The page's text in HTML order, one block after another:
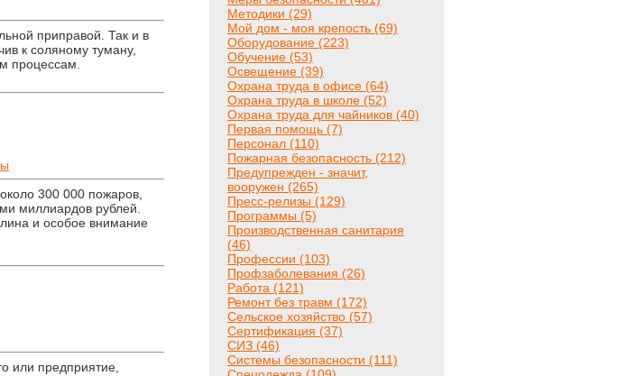
приправой. Так и в
к соляному туману,
процессам.
300 000 пожаров,
миллиардов рублей.
и особое внимание
или предприятие,
Методики (29)
Мой дом - моя крепость (69)
Оборудование (223)
Обучение (53)
Освещение (39)
Охрана труда в офисе (64)
Охрана труда в школе (52)
Охрана труда для чайников (40)
Первая помощь (7)
Персонал (110)
Пожарная безопасность (212)
Предупрежден - значит,
вооружен (265)
Пресс-релизы (129)
Программы (5)
Производственная санитария
(46)
Профессии (103)
Профзаболевания (26)
Работа (121)
Ремонт без травм (172)
Сельское хозяйство (57)
Сертификация (37)
СИЗ (46)
Системы безопасности (111)